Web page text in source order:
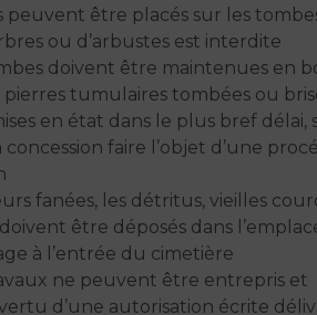
peuvent être placés sur les
ou d’arbustes est interdite
doivent être maintenues en
tumulaires tombées ou
en état dans le plus bref délai,
concession faire l’objet d’une
fanées, les détritus, vieilles
être déposés dans
à l’entrée du cimetière
ne peuvent être entrepris et
d’une autorisation écrite